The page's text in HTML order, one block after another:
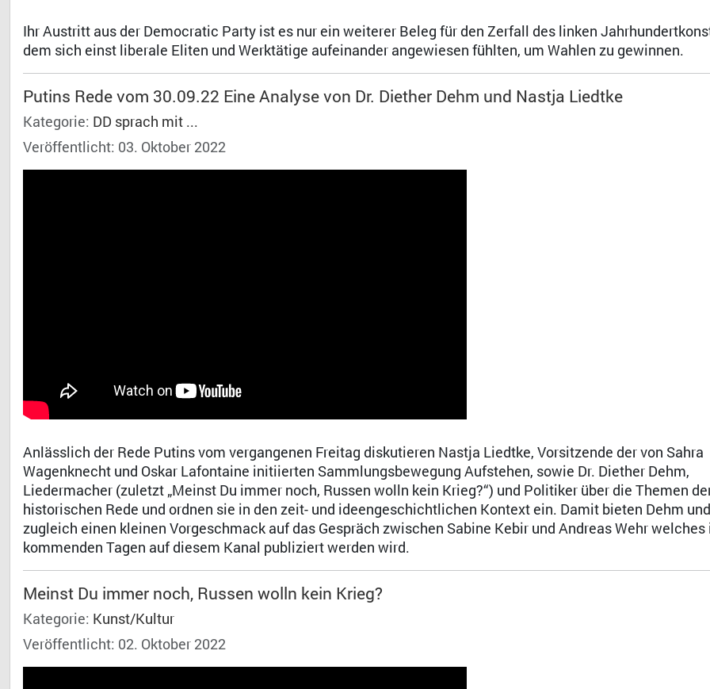
Ihr Austritt aus der Democratic Party ist es nur ein weiterer Beleg für den Zerfall des linken
dem sich einst liberale Eliten und Werktätige aufeinander angewiesen fühlten, um Wahlen zu gewinnen.
Putins Rede vom 30.09.22 Eine Analyse von Dr. Diether Dehm und Nastja Liedtke
Kategorie: DD sprach mit ...
Veröffentlicht: 03. Oktober 2022
Anlässlich der Rede Putins vom vergangenen Freitag diskutieren Nastja Liedtke, Vorsitzende der von Sahra
Wagenknecht und Oskar Lafontaine initiierten Sammlungsbewegung Aufstehen, sowie Dr. Diether Dehm,
Liedermacher (zuletzt „Meinst Du immer noch, Russen wolln kein Krieg?“) und Politiker über die Themen
historischen Rede und ordnen sie in den zeit- und ideengeschichtlichen Kontext ein. Damit bieten Dehm
zugleich einen kleinen Vorgeschmack auf das Gespräch zwischen Sabine Kebir und Andreas Wehr welches
kommenden Tagen auf diesem Kanal publiziert werden wird.
Meinst Du immer noch, Russen wolln kein Krieg?
Kategorie: Kunst/Kultur
Veröffentlicht: 02. Oktober 2022